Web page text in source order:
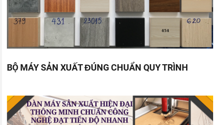
BỘ MÁY SẢN XUẤT ĐÚNG CHUẨN QUY TRÌNH